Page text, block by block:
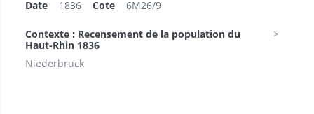
Date 1836 Cote 6M26/9
Contexte : Recensement de la population du
Haut-Rhin 1836
Niederbruck